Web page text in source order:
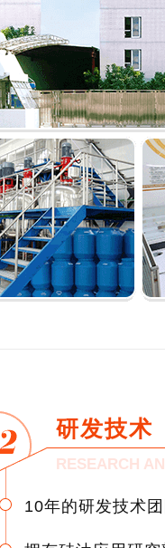
研发技术
RESEARCH
10年的研发技术团